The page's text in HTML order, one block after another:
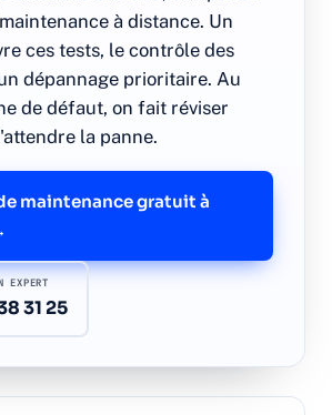
à distance. Un
ces tests, le contrôle des
dépannage prioritaire. Au
de défaut, on fait réviser
la panne.
maintenance gratuit à
EXPERT
31 25